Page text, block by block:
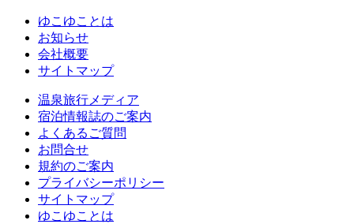
ゆこゆことは
お知らせ
会社概要
サイトマップ
温泉旅行メディア
宿泊情報誌のご案内
よくあるご質問
お問合せ
規約のご案内
プライバシーポリシー
サイトマップ
ゆこゆことは